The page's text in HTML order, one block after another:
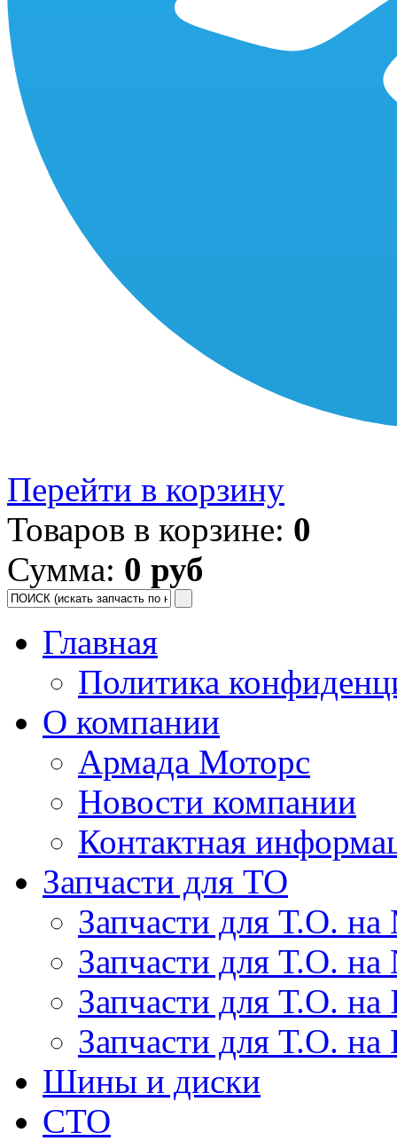
Перейти в корзину
Товаров в корзине: 0
Сумма: 0 руб
Главная
Политика
О компании
Армада Моторс
Новости компании
Контактная
Запчасти для ТО
Запчасти для Т.О. на
Запчасти для Т.О. на
Запчасти для Т.О.
Запчасти для Т.О. на
Шины и диски
СТО